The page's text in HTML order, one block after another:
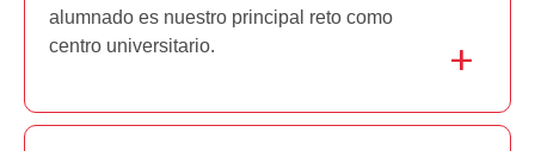
alumnado es nuestro principal reto como
centro universitario.